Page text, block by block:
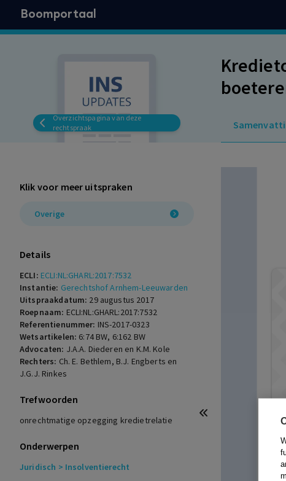
Boomportaal
Overzichtspagina van deze
rechtspraak
Klik voor meer uitspraken
Overige
Details
ECLI: ECLI:NL:GHARL:2017:7532
Instantie: Gerechtshof Arnhem-Leeuwarden
Uitspraakdatum: 29 augustus 2017
Roepnaam: ECLI:NL:GHARL:2017:7532
Referentienummer: INS-2017-0323
Wetsartikelen: 6:74 BW, 6:162 BW
Advocaten: J.A.A. Diederen en K.M. Kole
Rechters: Ch. E. Bethlem, B.J. Engberts en
J.G.J. Rinkes
Trefwoorden
onrechtmatige opzegging kredietrelatie
Onderwerpen
Juridisch > Insolventierecht